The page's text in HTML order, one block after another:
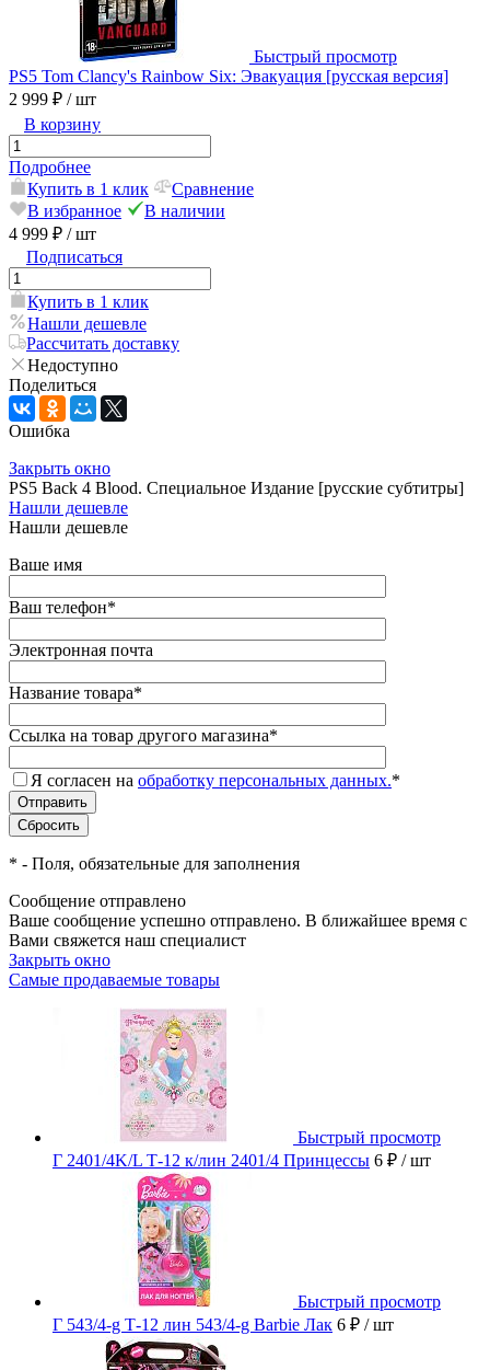
Быстрый просмотр
PS5 Tom Clancy's Rainbow Six: Эвакуация [русская версия]
2 999 ₽ / шт
В корзину
Подробнее
Купить в 1 клик
Сравнение
В избранное
В наличии
4 999 ₽ / шт
Подписаться
Купить в 1 клик
Нашли дешевле
Рассчитать доставку
Недоступно
Поделиться
Ошибка
Закрыть окно
PS5 Back 4 Blood. Специальное Издание [русские субтитры]
Нашли дешевле
Нашли дешевле
Ваше имя
Ваш телефон*
Электронная почта
Название товара*
Ссылка на товар другого магазина*
Я согласен на обработку персональных данных.*
* - Поля, обязательные для заполнения
Сообщение отправлено
Ваше сообщение успешно отправлено. В ближайшее время с
Вами свяжется наш специалист
Закрыть окно
Самые продаваемые товары
Быстрый просмотр
Г 2401/4K/L Т-12 к/лин 2401/4 Принцессы 6 ₽ / шт
Быстрый просмотр
Г 543/4-g Т-12 лин 543/4-g Barbie Лак 6 ₽ / шт